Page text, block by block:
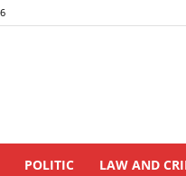
POLITIC LAW AND